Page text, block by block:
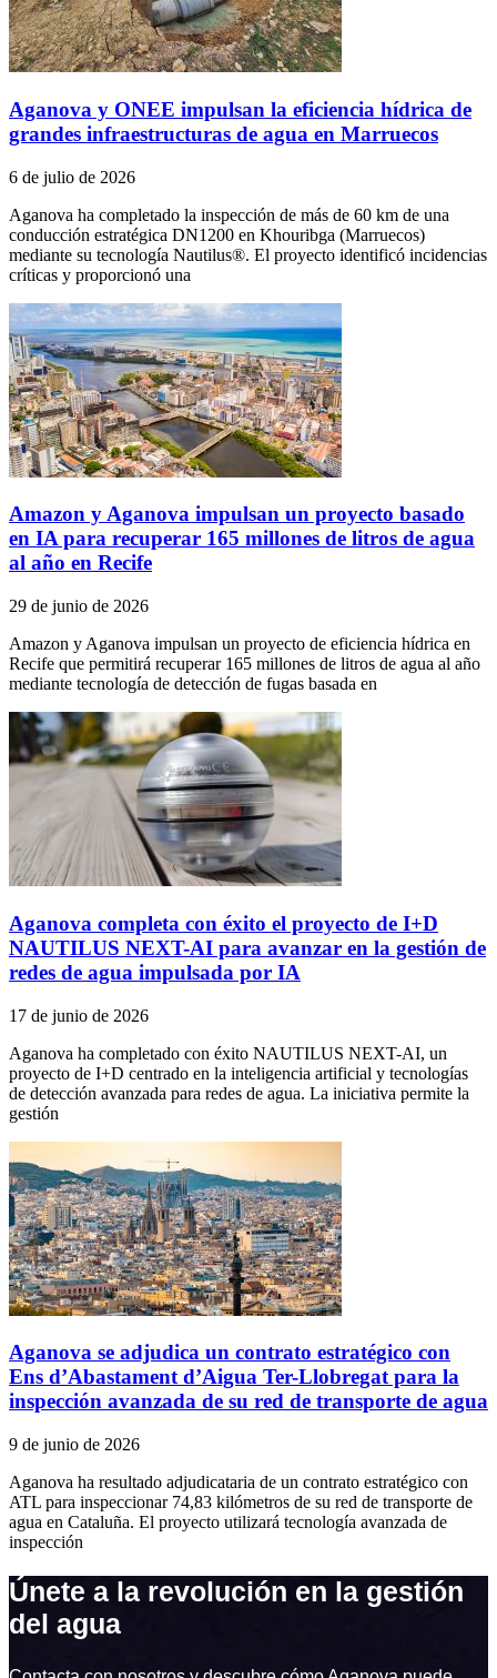
Aganova y ONEE impulsan la eficiencia hídrica de
grandes infraestructuras de agua en Marruecos
6 de julio de 2026
Aganova ha completado la inspección de más de 60 km de una
conducción estratégica DN1200 en Khouribga (Marruecos)
mediante su tecnología Nautilus®. El proyecto identificó incidencias
críticas y proporcionó una
Amazon y Aganova impulsan un proyecto basado
en IA para recuperar 165 millones de litros de agua
al año en Recife
29 de junio de 2026
Amazon y Aganova impulsan un proyecto de eficiencia hídrica en
Recife que permitirá recuperar 165 millones de litros de agua al año
mediante tecnología de detección de fugas basada en
Aganova completa con éxito el proyecto de I+D
NAUTILUS NEXT-AI para avanzar en la gestión de
redes de agua impulsada por IA
17 de junio de 2026
Aganova ha completado con éxito NAUTILUS NEXT-AI, un
proyecto de I+D centrado en la inteligencia artificial y tecnologías
de detección avanzada para redes de agua. La iniciativa permite la
gestión
Aganova se adjudica un contrato estratégico con
Ens d’Abastament d’Aigua Ter-Llobregat para la
inspección avanzada de su red de transporte de agua
9 de junio de 2026
Aganova ha resultado adjudicataria de un contrato estratégico con
ATL para inspeccionar 74,83 kilómetros de su red de transporte de
agua en Cataluña. El proyecto utilizará tecnología avanzada de
inspección
Únete a la revolución en la gestión
del agua